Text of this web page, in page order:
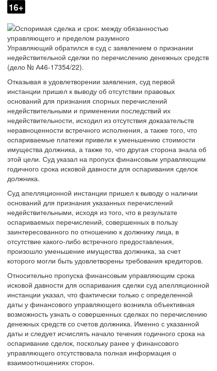
16+
Управляющий обратился в суд с заявлением о признании
недействительной сделки по перечислению денежных средств
(дело № А46-17354/22).
Отказывая в удовлетворении заявления, суд первой
инстанции пришел к выводу об отсутствии правовых
оснований для признания спорных перечислений
недействительными и применении последствий их
недействительности, исходил из отсутствия доказательств
неравноценности встречного исполнения, а также того, что
оспариваемые платежи привели к уменьшению стоимости
имущества должника, а также то, что другая сторона знала об
этой цели. Суд указал на пропуск финансовым управляющим
годичного срока исковой давности для оспаривания сделок
должника.
Суд апелляционной инстанции пришел к выводу о наличии
оснований для признания указанных перечислений
недействительными, исходя из того, что в результате
оспариваемых перечислений, совершенных в пользу
заинтересованного по отношению к должнику лица, в
отсутствие какого-либо встречного предоставления,
произошло уменьшение имущества должника, за счет
которого могли быть удовлетворены требования кредиторов.
Относительно пропуска финансовым управляющим срока
исковой давности для оспаривания сделки суд апелляционной
инстанции указал, что фактически только с определенной
даты у финансового управляющего возникла объективная
возможность узнать о совершенных сделках по перечислению
денежных средств со счетов должника. Именно с указанной
даты и следует исчислять начало течения годичного срока на
оспаривание сделок, поскольку ранее у финансового
управляющего отсутствовала полная информация о
взаимоотношениях сторон.